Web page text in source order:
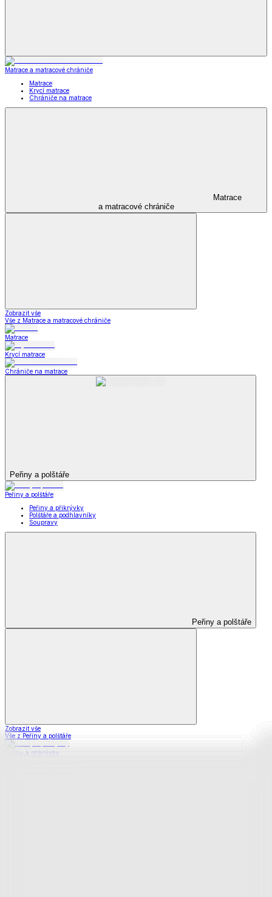
Matrace a matracové chrániče
Matrace
Krycí matrace
Chrániče na matrace
Matrace
a matracové chrániče
Zobrazit vše
Vše z Matrace a matracové chrániče
Matrace
Krycí matrace
Chrániče na matrace
Peřiny a polštáře
Peřiny a polštáře
Peřiny a přikrývky
Polštáře a podhlavníky
Soupravy
Peřiny a polštáře
Zobrazit vše
Vše z Peřiny a polštáře
Peřiny a přikrývky